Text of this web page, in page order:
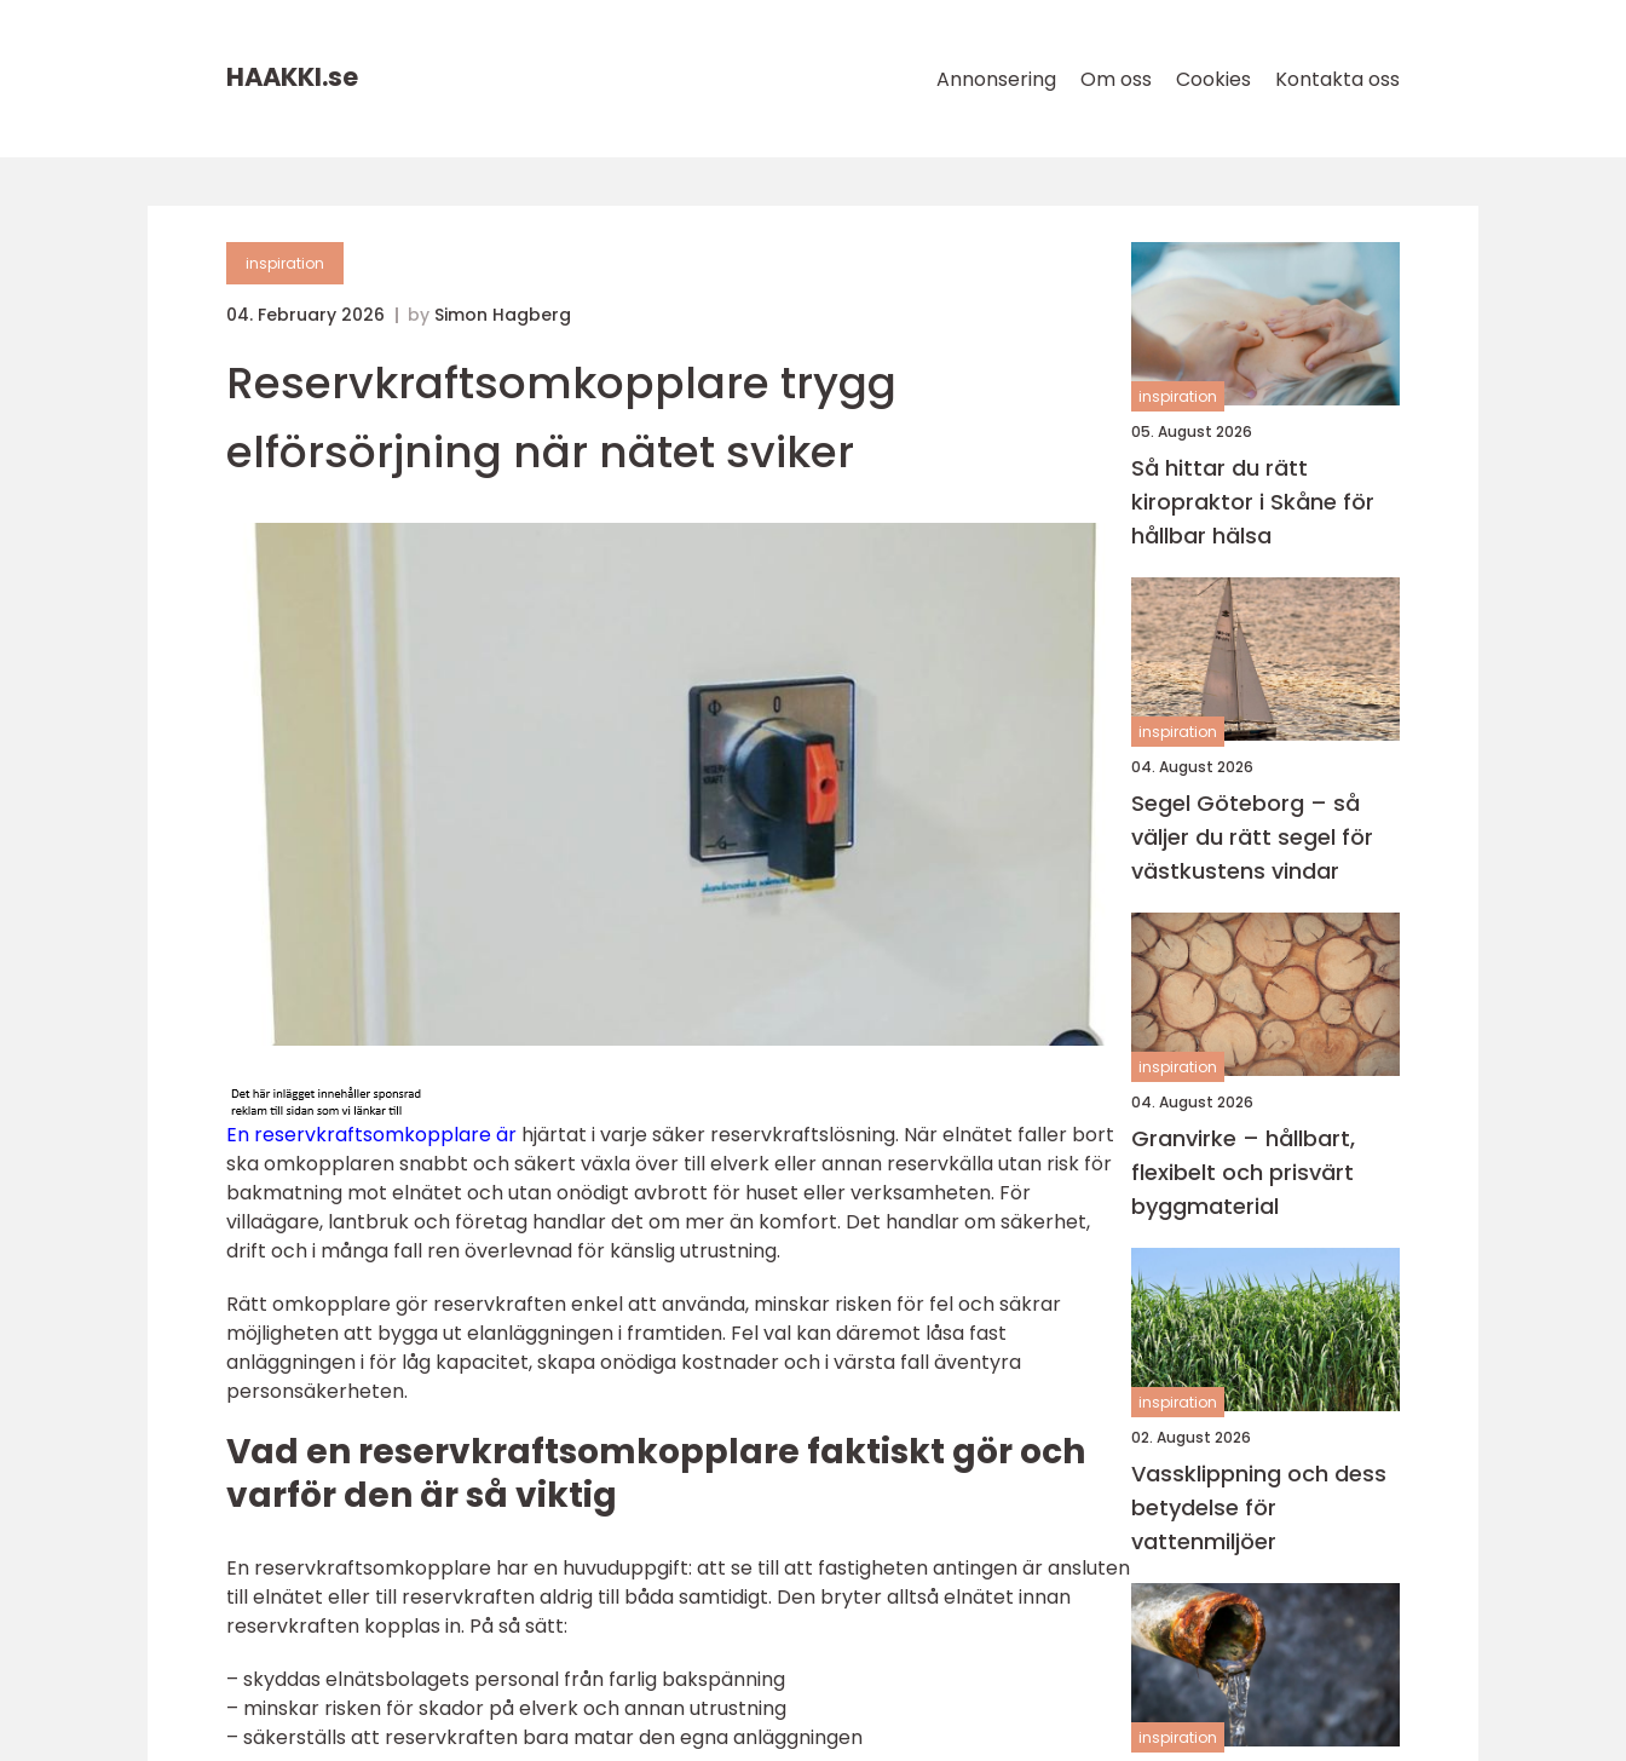
HAAKKI.se Annonsering Om oss Cookies Kontakta oss
inspiration
04. February 2026 by Simon Hagberg
Reservkraftsomkopplare trygg
elförsörjning när nätet sviker
En reservkraftsomkopplare är hjärtat i varje säker reservkraftslösning. När elnätet faller bort
ska omkopplaren snabbt och säkert växla över till elverk eller annan reservkälla utan risk för
bakmatning mot elnätet och utan onödigt avbrott för huset eller verksamheten. För
villaägare, lantbruk och företag handlar det om mer än komfort. Det handlar om säkerhet,
drift och i många fall ren överlevnad för känslig utrustning.
Rätt omkopplare gör reservkraften enkel att använda, minskar risken för fel och säkrar
möjligheten att bygga ut elanläggningen i framtiden. Fel val kan däremot låsa fast
anläggningen i för låg kapacitet, skapa onödiga kostnader och i värsta fall äventyra
personsäkerheten.
Vad en reservkraftsomkopplare faktiskt gör och
varför den är så viktig
En reservkraftsomkopplare har en huvuduppgift: att se till att fastigheten antingen är ansluten
till elnätet eller till reservkraften aldrig till båda samtidigt. Den bryter alltså elnätet innan
reservkraften kopplas in. På så sätt:
– skyddas elnätsbolagets personal från farlig bakspänning
– minskar risken för skador på elverk och annan utrustning
– säkerställs att reservkraften bara matar den egna anläggningen
inspiration
05. August 2026
Så hittar du rätt
kiropraktor i Skåne för
hållbar hälsa
inspiration
04. August 2026
Segel Göteborg – så
väljer du rätt segel för
västkustens vindar
inspiration
04. August 2026
Granvirke – hållbart,
flexibelt och prisvärt
byggmaterial
inspiration
02. August 2026
Vassklippning och dess
betydelse för
vattenmiljöer
inspiration